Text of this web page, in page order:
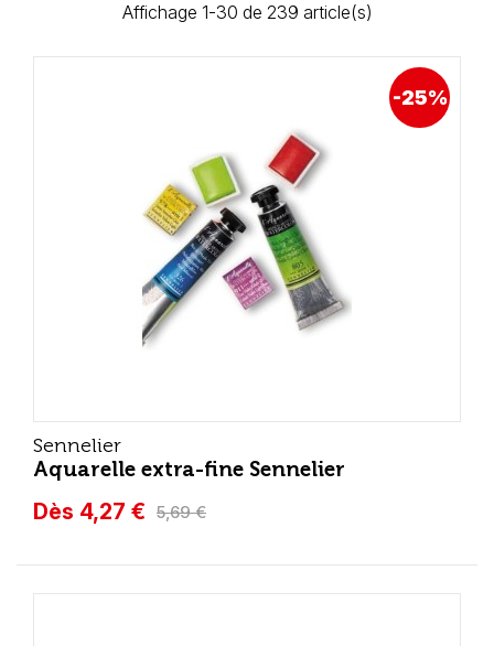
Affichage 1-30 de 239 article(s)
Sennelier
Aquarelle extra-fine Sennelier
Dès 4,27 € 5,69 €
-25%